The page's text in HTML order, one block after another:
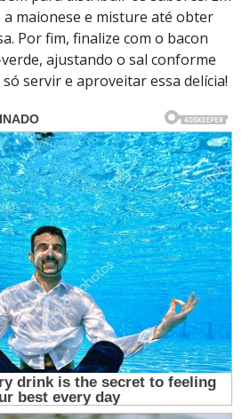
a maionese e misture até obter
Por fim, finalize com o bacon
ajustando o sal conforme
servir e aproveitar essa delícia!